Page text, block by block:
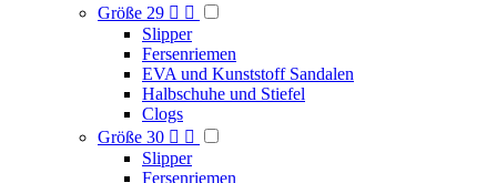
Größe 29  
Slipper
Fersenriemen
EVA und Kunststoff Sandalen
Halbschuhe und Stiefel
Clogs
Größe 30  
Slipper
Fersenriemen